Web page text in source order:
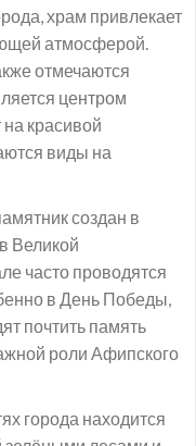
храм привлекает
атмосферой.
отмечаются
центром
красивой
виды на
создан в
Великой
часто проводятся
в День Победы,
почтить память
роли Афипского
города находится